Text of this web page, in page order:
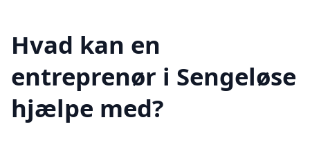
Hvad kan en
entreprenør i Sengeløse
hjælpe med?